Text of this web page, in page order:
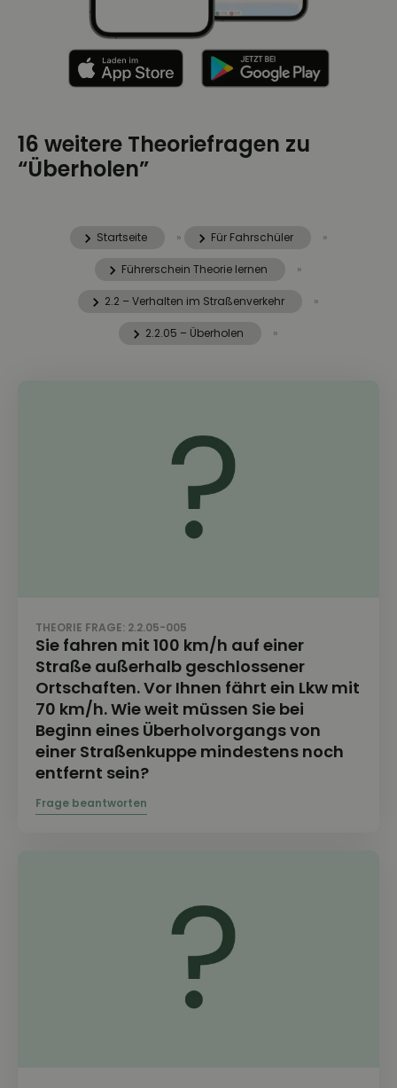
16 weitere Theoriefragen zu
“Überholen”
Startseite » Für Fahrschüler »
Führerschein Theorie lernen »
2.2 – Verhalten im Straßenverkehr »
2.2.05 – Überholen »
THEORIE FRAGE: 2.2.05-005
Sie fahren mit 100 km/h auf einer
Straße außerhalb geschlossener
Ortschaften. Vor Ihnen fährt ein Lkw mit
70 km/h. Wie weit müssen Sie bei
Beginn eines Überholvorgangs von
einer Straßenkuppe mindestens noch
entfernt sein?